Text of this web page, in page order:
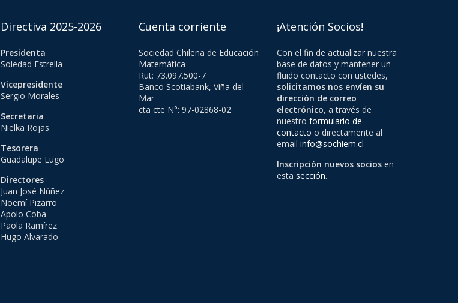
Directiva 2025-2026
Presidenta
Soledad Estrella
Vicepresidente
Sergio Morales
Secretaria
Nielka Rojas
Tesorera
Guadalupe Lugo
Directores
Juan José Núñez
Noemí Pizarro
Apolo Coba
Paola Ramírez
Hugo Alvarado
Cuenta corriente
Sociedad Chilena de Educación
Matemática
Rut: 73.097.500-7
Banco Scotiabank, Viña del
Mar
cta cte N°: 97-02868-02
¡Atención Socios!
Con el fin de actualizar nuestra
base de datos y mantener un
fluido contacto con ustedes,
solicitamos nos envíen su
dirección de correo
electrónico, a través de
nuestro formulario de
contacto o directamente al
email info@sochiem.cl
Inscripción nuevos socios en
esta sección.